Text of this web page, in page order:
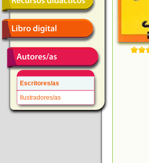
Escritores/as
Ilustradores/as